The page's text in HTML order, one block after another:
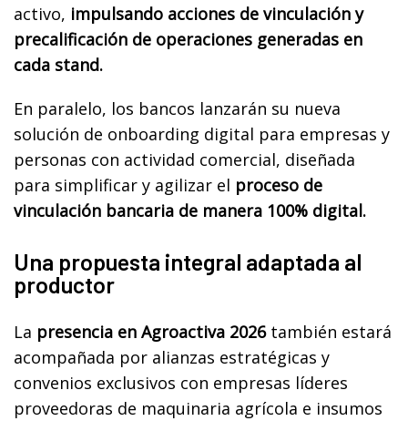
activo, impulsando acciones de vinculación y
precalificación de operaciones generadas en
cada stand.
En paralelo, los bancos lanzarán su nueva
solución de onboarding digital para empresas y
personas con actividad comercial, diseñada
para simplificar y agilizar el proceso de
vinculación bancaria de manera 100% digital.
Una propuesta integral adaptada al
productor
La presencia en Agroactiva 2026 también estará
acompañada por alianzas estratégicas y
convenios exclusivos con empresas líderes
proveedoras de maquinaria agrícola e insumos